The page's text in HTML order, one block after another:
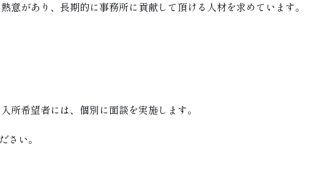
があり、長期的に事務所に貢献して頂ける人材を求めています。
所希望者には、個別に面談を実施します。
い。